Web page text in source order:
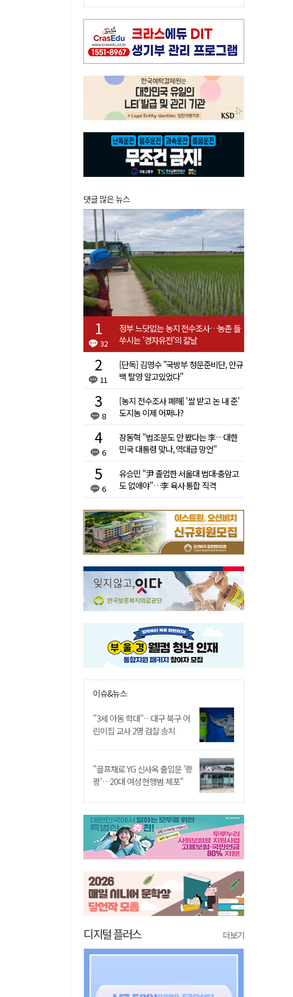
댓글 많은 뉴스
32
정부 느닷없는 농지 전수조사…농촌 들
쑤시는 '경자유전'의 칼날
11
[단독] 김영수 "국방부 청문준비단, 안규
백 탈영 알고있었다"
8
[농지 전수조사 폐해] '쌀 받고 논 내 준'
도지농 이제 어쩌나?
6
장동혁 "법조문도 안 봤다는 李…대한
민국 대통령 맞나, 역대급 망언"
6
유승민 "尹 졸업한 서울대 법대·충암고
도 없애야"…李 육사 통합 직격
이슈&뉴스
"3세 아동 학대"…대구 북구 어
린이집 교사 2명 검찰 송치
"골프채로 YG 신사옥 출입문 '쾅
쾅'…20대 여성 현행범 체포"
디지털 플러스 더보기